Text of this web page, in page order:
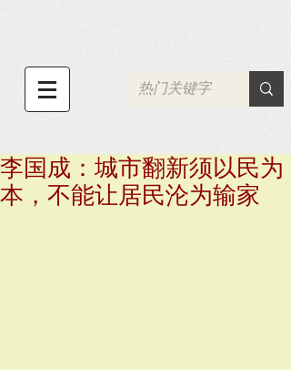
李国成：城市翻新须以民为
本，不能让居民沦为输家